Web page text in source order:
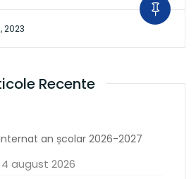
2023
Recente
an școlar 2026-2027
4 august 2026